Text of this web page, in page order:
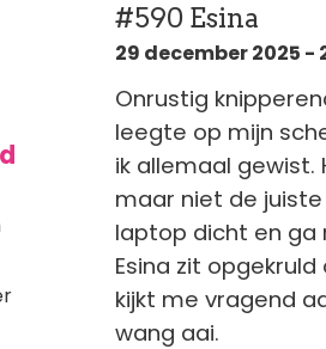
#590 Esina
29 december 2025 -
Onrustig
leegte op mijn
ik allemaal
maar niet de
laptop dicht en ga
Esina zit
kijkt me vragend
wang aai.